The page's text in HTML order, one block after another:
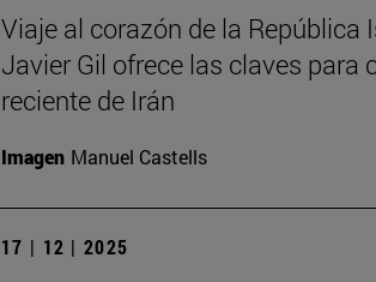
Viaje al corazón de la República
Javier Gil ofrece las claves para
reciente de Irán
Imagen Manuel Castells
17 | 12 | 2025